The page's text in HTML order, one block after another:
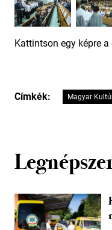
Kattintson egy képre
Címkék: Magyar